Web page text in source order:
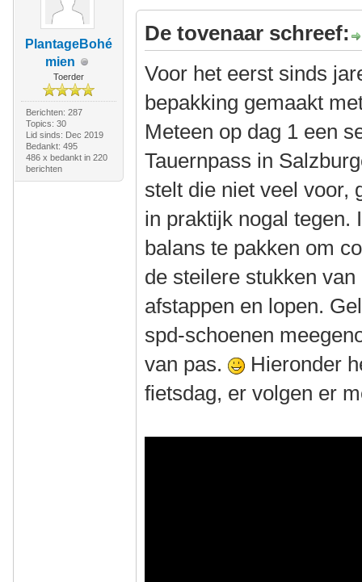
PlantageBohé
mien
Toerder
Berichten: 287
Topics: 30
Lid sinds: Dec 2019
Bedankt: 495
486 x bedankt in 220
berichten
De tovenaar schreef:
Voor het eerst sinds
bepakking gemaakt
Meteen op dag 1 een
Tauernpass in
stelt die niet veel voor,
in praktijk nogal tegen.
balans te pakken om
de steilere stukken
afstappen en lopen.
spd-schoenen
van pas.
Hieronder
fietsdag, er volgen er